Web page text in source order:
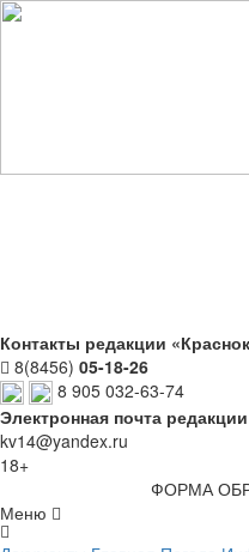
Контакты редакции
8(8456) 05-18-26
8 905 032-63-74
Электронная почта
kv14@yandex.ru
18+
ФОРМА
Меню